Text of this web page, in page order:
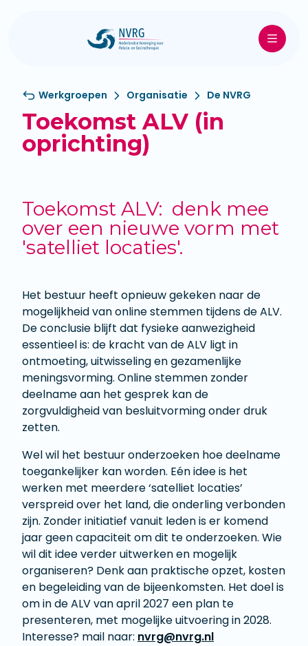
Werkgroepen Organisatie De NVRG
Toekomst ALV (in
oprichting)
Toekomst ALV: denk mee
over een nieuwe vorm met
'satelliet locaties'.
Het bestuur heeft opnieuw gekeken naar de
mogelijkheid van online stemmen tijdens de ALV.
De conclusie blijft dat fysieke aanwezigheid
essentieel is: de kracht van de ALV ligt in
ontmoeting, uitwisseling en gezamenlijke
meningsvorming. Online stemmen zonder
deelname aan het gesprek kan de
zorgvuldigheid van besluitvorming onder druk
zetten.
Wel wil het bestuur onderzoeken hoe deelname
toegankelijker kan worden. Eén idee is het
werken met meerdere ‘satelliet locaties’
verspreid over het land, die onderling verbonden
zijn. Zonder initiatief vanuit leden is er komend
jaar geen capaciteit om dit te onderzoeken. Wie
wil dit idee verder uitwerken en mogelijk
organiseren? Denk aan praktische opzet, kosten
en begeleiding van de bijeenkomsten. Het doel is
om in de ALV van april 2027 een plan te
presenteren, met mogelijke uitvoering in 2028.
Interesse? mail naar: nvrg@nvrg.nl